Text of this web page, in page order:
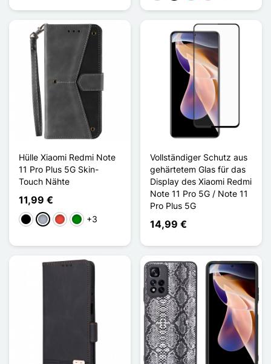
Hülle Xiaomi Redmi Note
11 Pro Plus 5G Skin-
Touch Nähte
11,99 €
Schwarz
GrauRot Grün+3
Vollständiger Schutz aus
gehärtetem Glas für das
Display des Xiaomi Redmi
Note 11 Pro 5G / Note 11
Pro Plus 5G
14,99 €